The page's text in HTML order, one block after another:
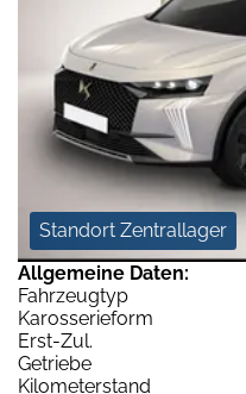
Standort Zentrallager
Allgemeine Daten:
Fahrzeugtyp
Karosserieform
Erst-Zul.
Getriebe
Kilometerstand